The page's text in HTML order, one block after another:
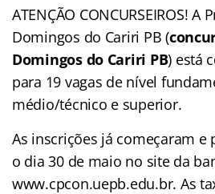
ATENÇÃO CONCURSEIROS! A
Domingos do Cariri PB (
Domingos do Cariri PB) está
para 19 vagas de nível
médio/técnico e superior.
As inscrições já começaram e
o dia 30 de maio no site da
www.cpcon.uepb.edu.br. As